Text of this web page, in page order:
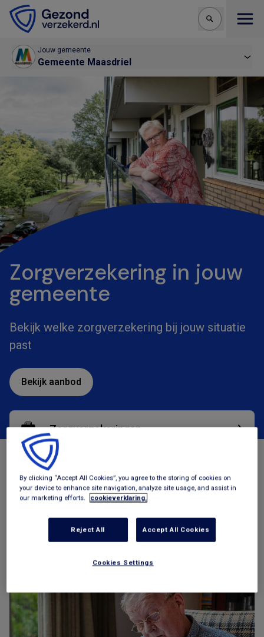
Jouw gemeente
Gemeente Maasdriel
Zorgverzekering in jouw
gemeente
Bekijk welke zorgverzekering bij jouw situatie
past
Bekijk aanbod
Zorgverzekeringen
Tegemoetkomingen
Geldzaken
By clicking “Accept All Cookies”, you agree to the storing of cookies on
your device to enhance site navigation, analyze site usage, and assist in
our marketing efforts.
cookieverklaring.
Reject All Accept All Cookies
Cookies Settings